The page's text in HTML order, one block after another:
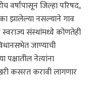
जिल्हा परिषद,
झालेल्या नसल्याने गाव
स्वराज्य संस्थांमध्ये कोणतेही
जाण्याची
नेत्यांना
कसरत करावी लागणार